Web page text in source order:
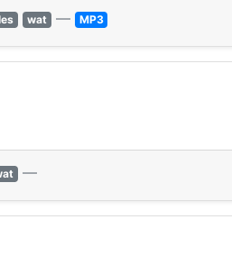
wat — MP3
—